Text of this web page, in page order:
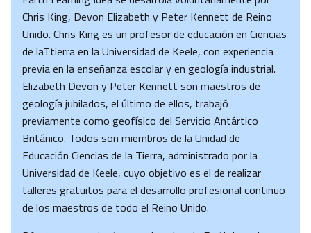
Chris King, Devon Elizabeth y Peter Kennett de Reino
Unido. Chris King es un profesor de educación en Ciencias
de laTtierra en la Universidad de Keele, con experiencia
previa en la enseñanza escolar y en geología industrial.
Elizabeth Devon y Peter Kennett son maestros de
geología jubilados, el último de ellos, trabajó
previamente como geofísico del Servicio Antártico
Británico. Todos son miembros de la Unidad de
Educación Ciencias de la Tierra, administrado por la
Universidad de Keele, cuyo objetivo es el de realizar
talleres gratuitos para el desarrollo profesional continuo
de los maestros de todo el Reino Unido.